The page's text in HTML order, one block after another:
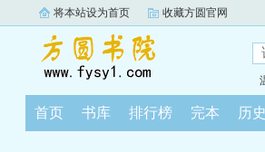
将本站设为首页 收藏方圆官网
首页 书库 排行榜 完本 历